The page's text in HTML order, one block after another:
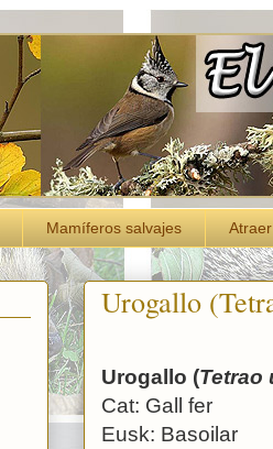
Mamíferos salvajes
Urogallo
Urogallo (Tetrao
Cat: Gall fer
Eusk: Basoilar